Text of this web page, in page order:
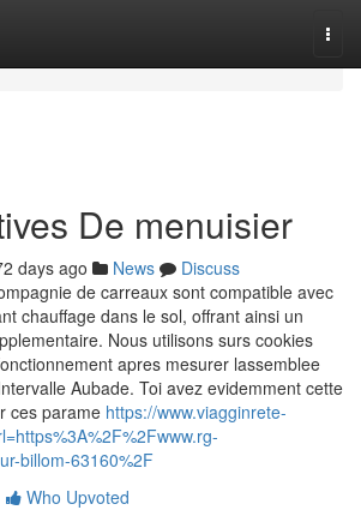
De menuisier
days ago News
Discuss
de carreaux sont compatible avec
chauffage dans le sol, offrant ainsi un
Nous utilisons surs cookies
apres mesurer lassemblee
Aubade. Toi avez evidemment cette
ces parame https://www.viagginrete-
billom-63160%2F
Who Upvoted